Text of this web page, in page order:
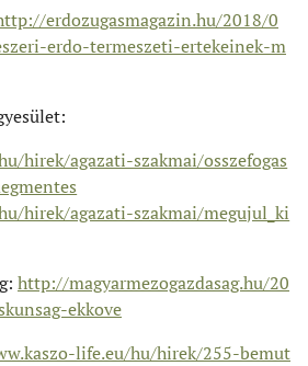
erdozugasmagazin.hu/2018/0
erdo-termeszeti-ertekeinek-m
hirek/agazati-szakmai/osszefogas
hirek/agazati-szakmai/megujul_ki
http://magyarmezogazdasag.hu/20
ekkove
life.eu/hu/hirek/255-bemut